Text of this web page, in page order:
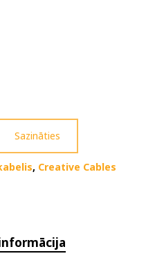
Sazināties
, Creative Cables